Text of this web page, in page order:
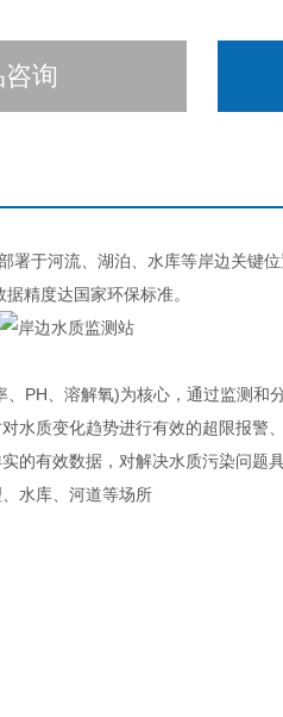
询
署于河流、湖泊、水库等岸边关键
精度达国家环保标准。
、溶解氧)为核心，通过监测和
水质变化趋势进行有效的超限报警
的有效数据，对解决水质污染问题具
水库、河道等场所